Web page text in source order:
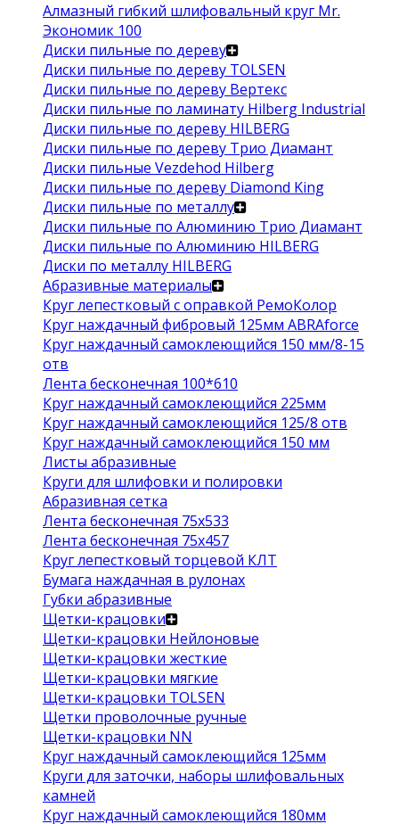
Алмазный гибкий шлифовальный круг Mr.
Экономик 100
Диски пильные по дереву
Диски пильные по дереву TOLSEN
Диски пильные по дереву Вертекс
Диски пильные по ламинату Hilberg Industrial
Диски пильные по дереву HILBERG
Диски пильные по дереву Трио Диамант
Диски пильные Vezdehod Hilberg
Диски пильные по дереву Diamond King
Диски пильные по металлу
Диски пильные по Алюминию Трио Диамант
Диски пильные по Алюминию HILBERG
Диски по металлу HILBERG
Абразивные материалы
Круг лепестковый с оправкой РемоКолор
Круг наждачный фибровый 125мм ABRAforce
Круг наждачный самоклеющийся 150 мм/8-15
отв
Лента бесконечная 100*610
Круг наждачный самоклеющийся 225мм
Круг наждачный самоклеющийся 125/8 отв
Круг наждачный самоклеющийся 150 мм
Листы абразивные
Круги для шлифовки и полировки
Абразивная сетка
Лента бесконечная 75х533
Лента бесконечная 75х457
Круг лепестковый торцевой КЛТ
Бумага наждачная в рулонах
Губки абразивные
Щетки-крацовки
Щетки-крацовки Нейлоновые
Щетки-крацовки жесткие
Щетки-крацовки мягкие
Щетки-крацовки TOLSEN
Щетки проволочные ручные
Щетки-крацовки NN
Круг наждачный самоклеющийся 125мм
Круги для заточки, наборы шлифовальных
камней
Круг наждачный самоклеющийся 180мм